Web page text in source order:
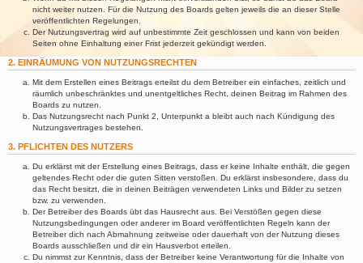
nicht weiter nutzen. Für die Nutzung des Boards gelten jeweils die an dieser Stelle
veröffentlichten Regelungen.
Der Nutzungsvertrag wird auf unbestimmte Zeit geschlossen und kann von beiden
Seiten ohne Einhaltung einer Frist jederzeit gekündigt werden.
2. EINRÄUMUNG VON NUTZUNGSRECHTEN
Mit dem Erstellen eines Beitrags erteilst du dem Betreiber ein einfaches, zeitlich und
räumlich unbeschränktes und unentgeltliches Recht, deinen Beitrag im Rahmen des
Boards zu nutzen.
Das Nutzungsrecht nach Punkt 2, Unterpunkt a bleibt auch nach Kündigung des
Nutzungsvertrages bestehen.
3. PFLICHTEN DES NUTZERS
Du erklärst mit der Erstellung eines Beitrags, dass er keine Inhalte enthält, die gegen
geltendes Recht oder die guten Sitten verstoßen. Du erklärst insbesondere, dass du
das Recht besitzt, die in deinen Beiträgen verwendeten Links und Bilder zu setzen
bzw. zu verwenden.
Der Betreiber des Boards übt das Hausrecht aus. Bei Verstößen gegen diese
Nutzungsbedingungen oder anderer im Board veröffentlichten Regeln kann der
Betreiber dich nach Abmahnung zeitweise oder dauerhaft von der Nutzung dieses
Boards ausschließen und dir ein Hausverbot erteilen.
Du nimmst zur Kenntnis, dass der Betreiber keine Verantwortung für die Inhalte von